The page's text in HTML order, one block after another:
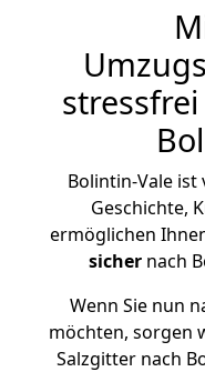
Bolintin-Vale ist
Geschichte,
ermöglichen
sichernach
Wenn Sie nun
möchten, sorgen
Salzgitter nach